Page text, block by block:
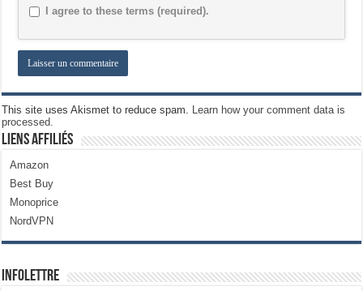
I agree to these terms (required).
This site uses Akismet to reduce spam. Learn how your comment data is
processed.
Liens Affiliés
Amazon
Best Buy
Monoprice
NordVPN
Infolettre